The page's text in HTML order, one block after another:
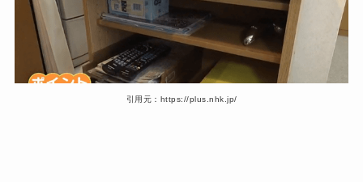
引用元：https://plus.nhk.jp/